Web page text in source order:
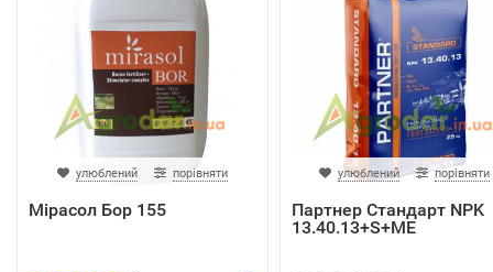
улюблений порівняти
Мірасол Бор 155
улюблений порівняти
Партнер Стандарт NPK
13.40.13+S+ME